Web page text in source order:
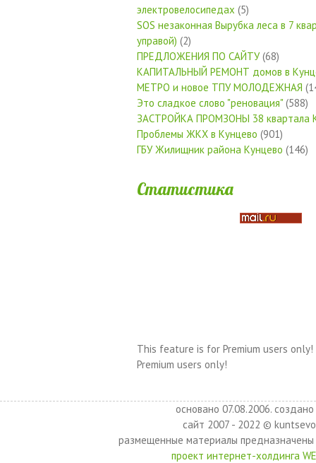
электровелосипедах (5)
SOS незаконная Вырубка леса в 7
управой) (2)
ПРЕДЛОЖЕНИЯ ПО САЙТУ(68)
КАПИТАЛЬНЫЙ РЕМОНТ домов в
МЕТРО и новое ТПУ МОЛОДЕЖНАЯ
Это сладкое слово "реновация" (588)
ЗАСТРОЙКА ПРОМЗОНЫ 38 квартала
Проблемы ЖКХ в Кунцево (901)
ГБУ Жилищник района Кунцево (146)
Статистика
This feature is for Premium users only!
Premium users only!
основано 07.08.2006.
сайт 2007 - 2022 ©
размещенные материалы
проект интернет-холдинга